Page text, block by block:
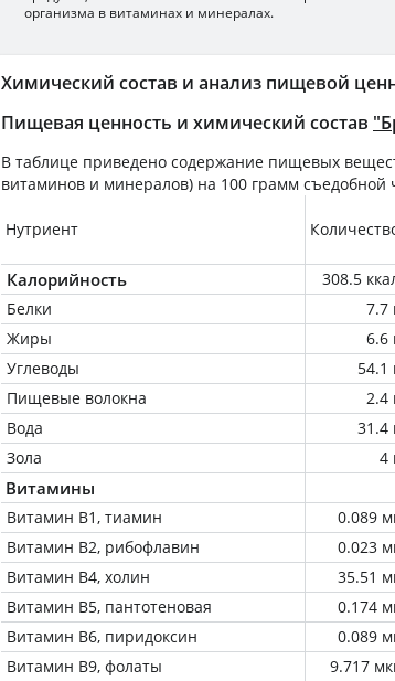
Химический состав и анализ пищевой
Пищевая ценность и химический состав
В таблице приведено содержание пищевых
витаминов и минералов) на 100 грамм съедобной
Нутриент
Калорийность 308.5
Белки
7.7
Жиры
6.6
Углеводы
54.1
Пищевые волокна
2.4
Вода
31.4
Зола
4
Витамины
Витамин В1, тиамин 0.089
Витамин В2, рибофлавин
0.023
Витамин В4, холин
35.51
Витамин В5, пантотеновая
0.174
Витамин В6, пиридоксин
0.089
Витамин В9, фолаты
9.717
организма в витаминах и минералах.